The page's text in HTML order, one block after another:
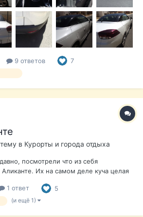
9 ответов 7
в Курорты и города отдыха
посмотрели что из себя
Аликанте. Их на самом деле куча целая
из замков - в городе Biar. Замок
и обычная башня. Без
1 ответ 5
(и ещё 1)